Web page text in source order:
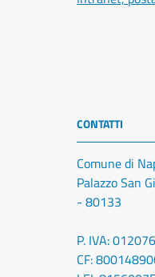
CONTATTI
Comune di
Palazzo San
- 80133
P. IVA:
CF: